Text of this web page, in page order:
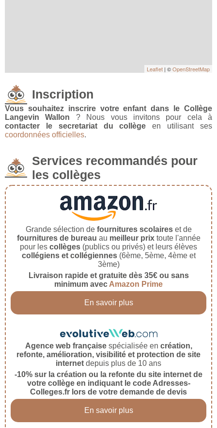
Leaflet | ©OpenStreetMap
Inscription
Vous souhaitez inscrire votre enfant dans le Collège
Langevin Wallon ? Nous vous invitons pour cela à
contacter le secretariat du collège en utilisant ses
coordonnées officielles.
Services recommandés pour
les collèges
Grande sélection de fournitures scolaireset de
fournitures de bureau au meilleur prixtoute l'année
pour les collèges (publics ou privés) et leurs élèves
collégiens et collégiennes(6ème, 5ème, 4ème et
3ème)
Livraison rapide et gratuite dès 35€ ou sans
minimum avec Amazon Prime
En savoir plus
Agence web françaisespécialisée en création,
refonte, amélioration, visibilité et protection de site
internet depuis plus de 10 ans
-10% sur la création ou la refonte du site internet de
votre collège en indiquant le code Adresses-
Colleges.fr lors de votre demande de devis
En savoir plus